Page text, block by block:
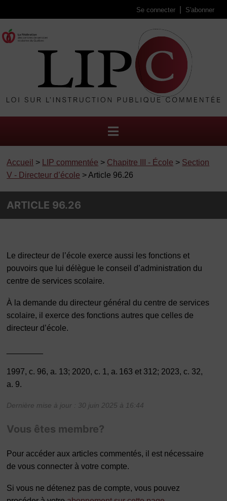
Se connecter S'abonner
Accueil > LIP commentée > Chapitre III - École > Section
V - Directeur d’école > Article 96.26
ARTICLE 96.26
Le directeur de l’école exerce aussi les fonctions et
pouvoirs que lui délègue le conseil d’administration du
centre de services scolaire.
À la demande du directeur général du centre de services
scolaire, il exerce des fonctions autres que celles de
directeur d’école.
1997, c. 96, a. 13; 2020, c. 1, a. 163 et 312; 2023, c. 32,
a. 9.
Dernière mise à jour : 30 juin 2025 à 16:44
Vous êtes membre?
Pour accéder aux articles commentés, il est nécessaire
de vous connecter à votre compte.
Si vous ne détenez pas de compte, vous pouvez